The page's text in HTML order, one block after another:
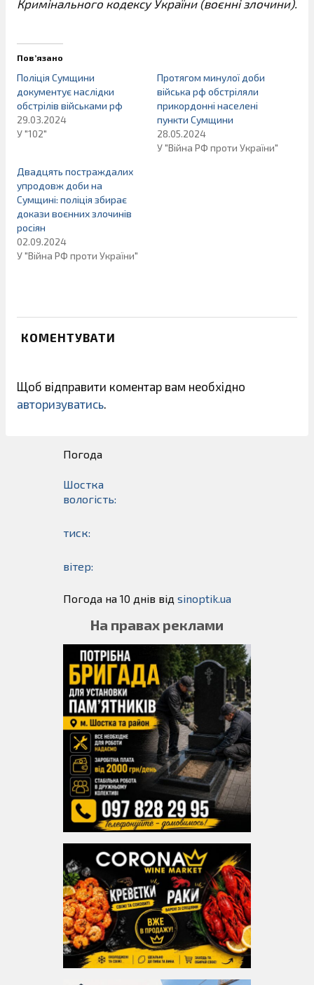
Кримінального кодексу України (воєнні злочини).
Пов’язано
Поліція Сумщини
документує наслідки
обстрілів військами рф
29.03.2024
У "102"
Протягом минулої доби
війська рф обстріляли
прикордонні населені
пункти Сумщини
28.05.2024
У "Війна РФ проти України"
Двадцять постраждалих
упродовж доби на
Сумщині: поліція збирає
докази воєнних злочинів
росіян
02.09.2024
У "Війна РФ проти України"
КОМЕНТУВАТИ
Щоб відправити коментар вам необхідно
авторизуватись
Погода
Шостка
вологість:
тиск:
вітер:
Погода на 10 днів від sinoptik.ua
На правах реклами